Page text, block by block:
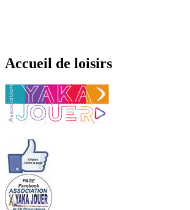
Accueil de loisirs